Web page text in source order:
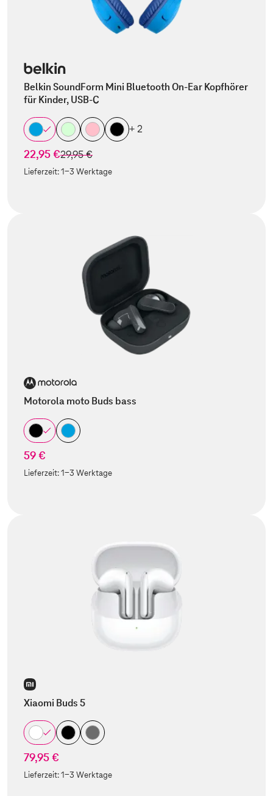
Belkin SoundForm Mini Bluetooth On-Ear Kopfhörer
für Kinder, USB-C
+ 2
22,95 €statt
29,95 €
Lieferzeit:1-3 Werktage
Motorola moto Buds bass
59 €
Lieferzeit:1-3 Werktage
Xiaomi Buds 5
79,95 €
Lieferzeit:1-3 Werktage